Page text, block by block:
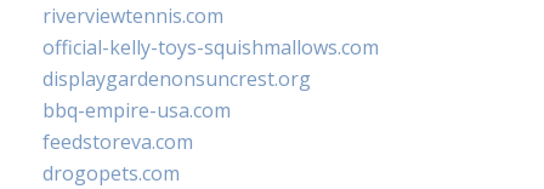
riverviewtennis.com
official-kelly-toys-squishmallows.com
displaygardenonsuncrest.org
bbq-empire-usa.com
feedstoreva.com
drogopets.com